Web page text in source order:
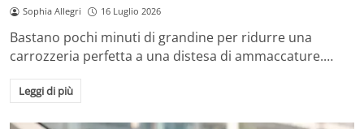
Sophia Allegri 16 Luglio 2026
Bastano pochi minuti di grandine per ridurre una
carrozzeria perfetta a una distesa di ammaccature.…
Leggi di più